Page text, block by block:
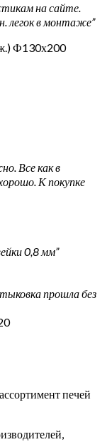
на сайте.
легок в монтаже”
Ф130х200
Все как в
К покупке
0,8 мм”
прошла без
печей